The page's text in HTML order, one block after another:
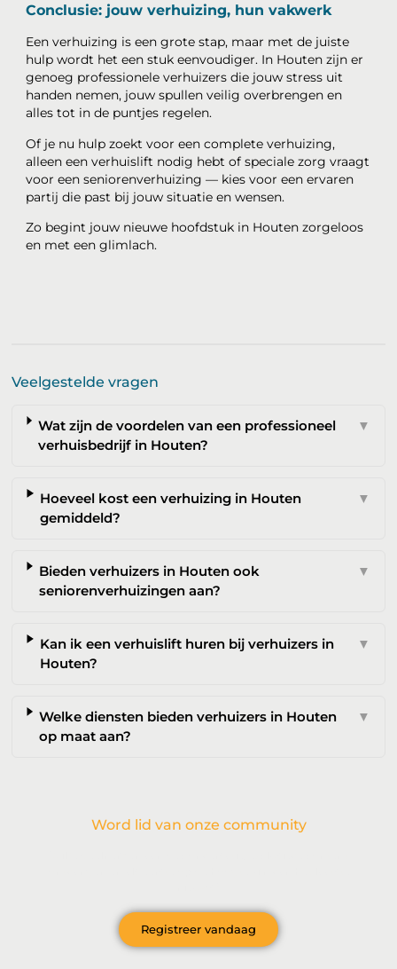
Conclusie: jouw verhuizing, hun vakwerk
Een verhuizing is een grote stap, maar met de juiste
hulp wordt het een stuk eenvoudiger. In Houten zijn er
genoeg professionele verhuizers die jouw stress uit
handen nemen, jouw spullen veilig overbrengen en
alles tot in de puntjes regelen.
Of je nu hulp zoekt voor een complete verhuizing,
alleen een verhuislift nodig hebt of speciale zorg vraagt
voor een seniorenverhuizing — kies voor een ervaren
partij die past bij jouw situatie en wensen.
Zo begint jouw nieuwe hoofdstuk in Houten zorgeloos
en met een glimlach.
Veelgestelde vragen
Wat zijn de voordelen van een professioneel
verhuisbedrijf in Houten?
▼
Hoeveel kost een verhuizing in Houten
gemiddeld?
▼
Bieden verhuizers in Houten ook
seniorenverhuizingen aan?
▼
Kan ik een verhuislift huren bij verhuizers in
Houten?
▼
Welke diensten bieden verhuizers in Houten
op maat aan?
▼
Word lid van onze community
Registreer vandaag